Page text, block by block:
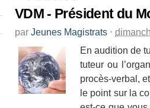
VDM - Président du
par Jeunes Magistrats ⋅
En audition de
tuteur ou
procès-verbal,
le point sur la